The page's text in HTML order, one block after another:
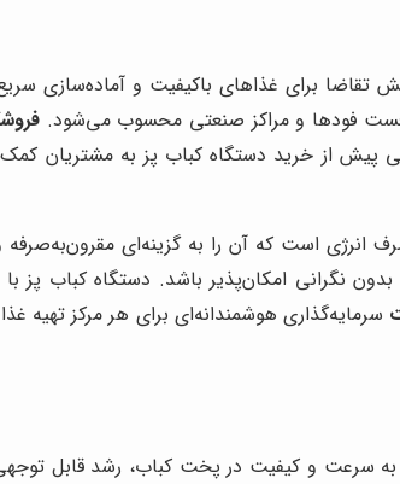
تقاضا برای غذاهای باکیفیت و آماده‌سازی
فست فودها و مراکز صنعتی محسوب می‌شود.
از خرید دستگاه کباب پز به مشتریان
است که آن را به گزینه‌ای
نگرانی امکان‌پذیر باشد. دستگاه کباب
سرمایه‌گذاری هوشمندانه‌ای برای هر مرکز تهیه
به سرعت و کیفیت در پخت کباب، رشد قابل